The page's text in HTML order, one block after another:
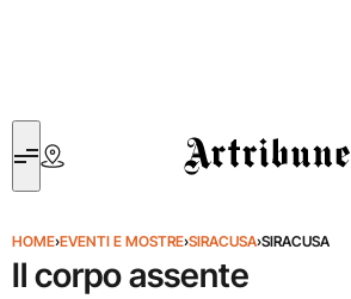
Artribune
HOME›EVENTI E MOSTRE›SIRACUSA›SIRACUSA
Il corpo assente